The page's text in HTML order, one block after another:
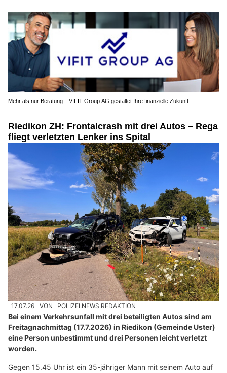
Mehr als nur Beratung – VIFIT Group AG gestaltet Ihre finanzielle Zukunft
Riedikon ZH: Frontalcrash mit drei Autos – Rega
fliegt verletzten Lenker ins Spital
17.07.26 VON POLIZEI.NEWS REDAKTION
Bei einem Verkehrsunfall mit drei beteiligten Autos sind am
Freitagnachmittag (17.7.2026) in Riedikon (Gemeinde Uster)
eine Person unbestimmt und drei Personen leicht verletzt
worden.
Gegen 15.45 Uhr ist ein 35-jähriger Mann mit seinem Auto auf